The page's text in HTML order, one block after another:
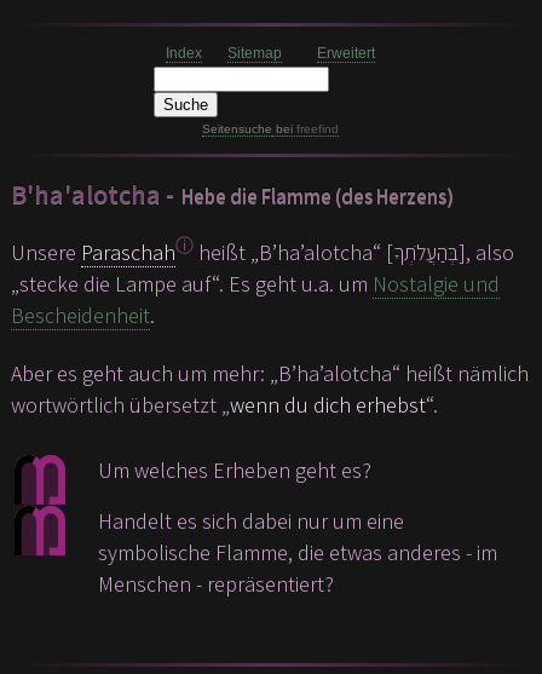
Index Sitemap Erweitert
Seitensuche beifreefind
B'ha'alotcha - Hebe die Flamme (des Herzens)
Unsere Paraschahⓘheißt „B’ha’alotcha“ [בְּהַעֲלֹתְךָ], also
„stecke die Lampe auf“. Es geht u.a. um Nostalgie und
Bescheidenheit.
Aber es geht auch um mehr: „B’ha’alotcha“ heißt nämlich
wortwörtlich übersetzt „wenn du dich erhebst“.
Um welches Erheben geht es?
Handelt es sich dabei nur um eine
symbolische Flamme, die etwas anderes - im
Menschen - repräsentiert?